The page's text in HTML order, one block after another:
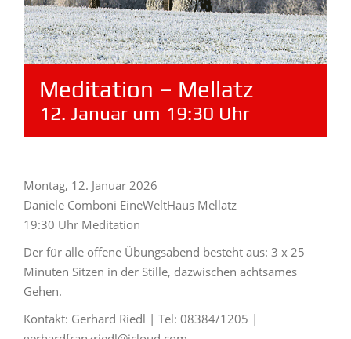
Meditation – Mellatz
12. Januar um 19:30 Uhr
Montag, 12. Januar 2026
Daniele Comboni EineWeltHaus Mellatz
19:30 Uhr Meditation
Der für alle offene Übungsabend besteht aus: 3 x 25
Minuten Sitzen in der Stille, dazwischen achtsames
Gehen.
Kontakt: Gerhard Riedl | Tel: 08384/1205 |